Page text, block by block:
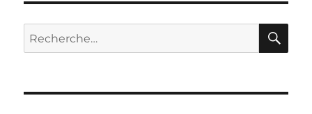
Recherche
pour :